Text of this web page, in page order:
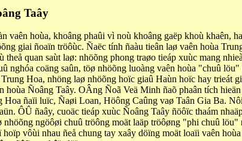
Taây
vaên hoùa, khoâng phaûi vì noù khoâng gaëp khoù khaên,
giai ñoaïn tröôùc. Ñaëc tính ñaàu tieân laø vaên hoùa
quan saùt laø: nhöõng phong traøo tieáp xuùc mang
nghóa coäng saûn, töø nhöõng luoàng vaên hoùa "chuû
Hoa, nhöng laø nhöõng hoïc giaû Haùn hoïc hay trieát
hoùa Ñoâng Taây. OÂng Ñoã Veä Minh ñaõ phaân tích
ñaïi luïc, Ñaøi Loan, Höông Caûng vaø Taân Gia Ba.
ÔÛ ñaây, cuoäc tieáp xuùc Ñoâng Taây ñöôïc thaám
ngöôøi chuû tröông moät laäp tröôøng "phi chuû
vôùi nhau ñeå chung tay xaây döïng moät loaïi vaên